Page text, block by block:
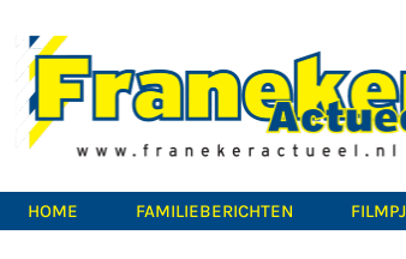
HOME FAMILIEBERICHTEN